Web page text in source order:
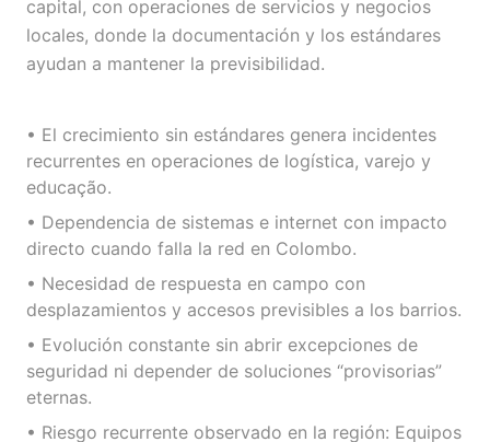
capital, con operaciones de servicios y negocios
locales, donde la documentación y los estándares
ayudan a mantener la previsibilidad.
• El crecimiento sin estándares genera incidentes
recurrentes en operaciones de logística, varejo y
educação.
• Dependencia de sistemas e internet con impacto
directo cuando falla la red en Colombo.
• Necesidad de respuesta en campo con
desplazamientos y accesos previsibles a los barrios.
• Evolución constante sin abrir excepciones de
seguridad ni depender de soluciones “provisorias”
eternas.
• Riesgo recurrente observado en la región: Equipos